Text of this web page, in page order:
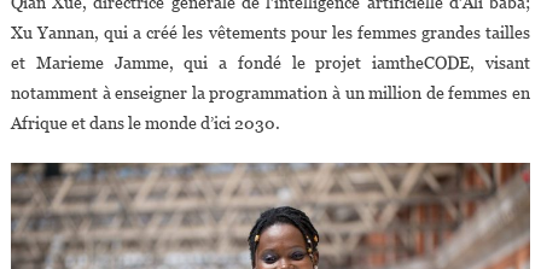
Xu Yannan, qui a créé les vêtements pour les femmes grandes tailles
et Marieme Jamme, qui a fondé le projet iamtheCODE, visant
notamment à enseigner la programmation à un million de femmes en
Afrique et dans le monde d’ici 2030.